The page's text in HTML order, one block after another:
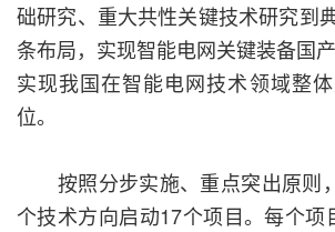
础研究、重大共性关键技术研究到
条布局，实现智能电网关键装备国
实现我国在智能电网技术领域整
位。
按照分步实施、重点突出原则
个技术方向启动17个项目。每个项